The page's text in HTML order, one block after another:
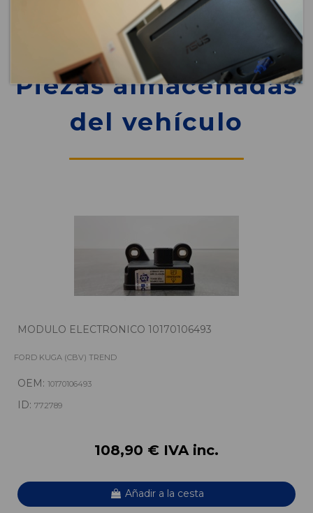
Piezas almacenadas
del vehículo
MODULO ELECTRONICO 10170106493
FORD KUGA (CBV) TREND
OEM: 10170106493
ID: 772789
108,90 € IVA inc.
Añadir a la cesta